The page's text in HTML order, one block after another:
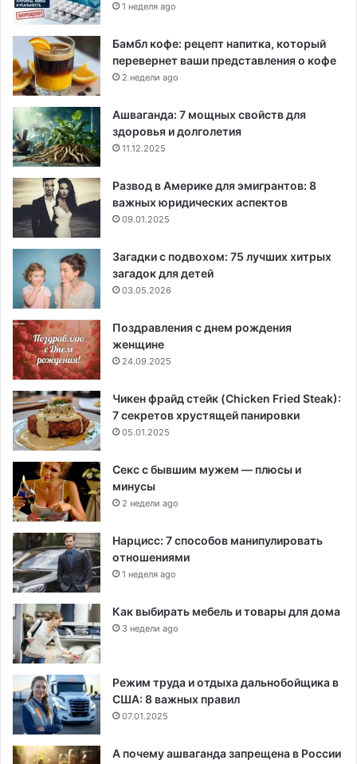
1 неделя ago
Бамбл кофе: рецепт напитка, который
перевернет ваши представления о кофе
2 недели ago
Ашваганда: 7 мощных свойств для
здоровья и долголетия
11.12.2025
Развод в Америке для эмигрантов: 8
важных юридических аспектов
09.01.2025
Загадки с подвохом: 75 лучших хитрых
загадок для детей
03.05.2026
Поздравления с днем рождения
женщине
24.09.2025
Чикен фрайд стейк (Chicken Fried Steak):
7 секретов хрустящей панировки
05.01.2025
Секс с бывшим мужем — плюсы и
минусы
2 недели ago
Нарцисс: 7 способов манипулировать
отношениями
1 неделя ago
Как выбирать мебель и товары для дома
3 недели ago
Режим труда и отдыха дальнобойщика в
США: 8 важных правил
07.01.2025
А почему ашваганда запрещена в России